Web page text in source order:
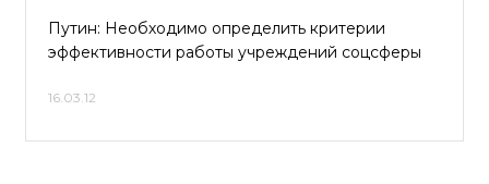
Путин: Необходимо определить критерии
эффективности работы учреждений соцсферы
16.03.12